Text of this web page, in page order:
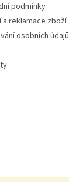
podmínky
a reklamace zboží
osobních údajů